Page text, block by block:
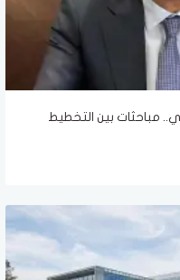
مباحثات بين التخطيط